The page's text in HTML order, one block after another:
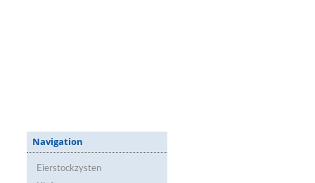
Navigation
Eierstockzysten